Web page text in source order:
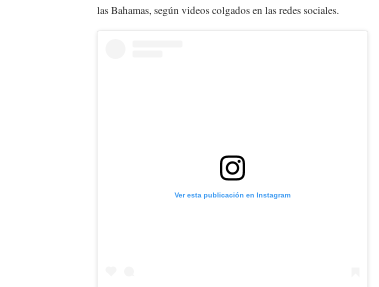
las Bahamas, según videos colgados en las redes sociales.
Ver esta publicación en Instagram